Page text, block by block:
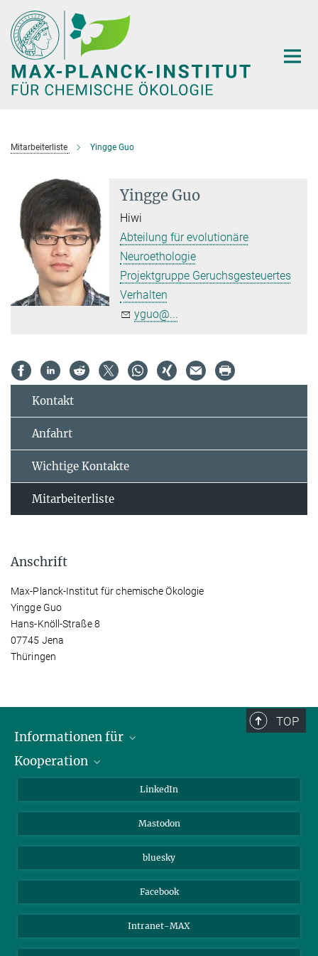
Hauptinhalt
Mitarbeiterliste Yingge Guo
Yingge Guo
Hiwi
Abteilung für evolutionäre
Neuroethologie
Projektgruppe Geruchsgesteuertes
Verhalten
yguo@...
Kontakt
Anfahrt
Wichtige Kontakte
Mitarbeiterliste
Anschrift
Max-Planck-Institut für chemische Ökologie
Yingge Guo
Hans-Knöll-Straße 8
07745 Jena
Thüringen
TOP
Informationen für
Journalisten
Kooperation
Beutenberg Campus e.V.
LinkedIn
Mastodon
bluesky
Facebook
Intranet-MAX